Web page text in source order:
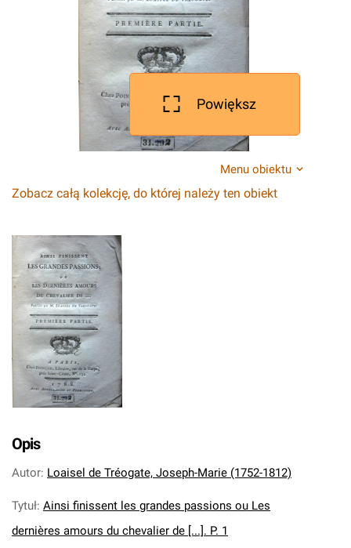
Powiększ
Menu obiektu
Zobacz całą kolekcję, do której należy ten obiekt
Opis
Autor: Loaisel de Tréogate, Joseph-Marie (1752-1812)
Tytuł: Ainsi finissent les grandes passions ou Les
dernières amours du chevalier de [...]. P. 1